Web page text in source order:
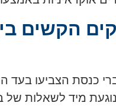
הקשים
מיד לשאלות של